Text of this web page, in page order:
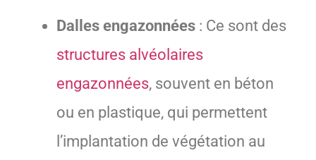
Dalles engazonnées : Ce sont des
structures alvéolaires
engazonnées, souvent en béton
ou en plastique, qui permettent
l’implantation de végétation au